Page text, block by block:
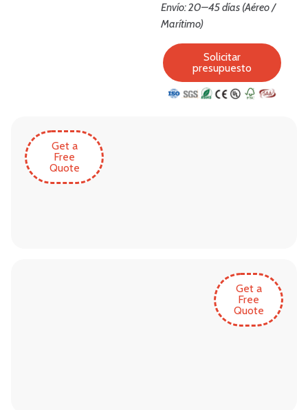
Envío: 20–45 días (Aéreo /
Marítimo)
Solicitar
presupuesto
Get a
Free
Quote
Get a
Free
Quote